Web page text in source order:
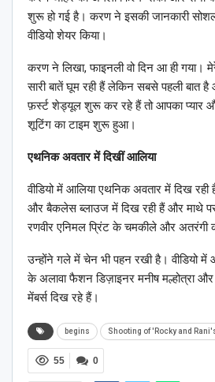
शुरू हो गई है। करण ने इसकी जानकारी
वीडियो शेयर किया।
करण ने लिखा, फाइनली वो दिन आ ही गया।
सारी बातें घूम रही हैं लेकिन सबसे पहली बात
फ़र्स्ट शेड्यूल शुरू कर रहे हैं तो आपका प्यार
शूटिंग का टाइम शुरू हुआ।
एथनिक अवतार में दिखीं आलिया
वीडियो में आलिया एथनिक अवतार में दिख रही
और बैकलेस ब्लाउज में दिख रही हैं और माथे पर
रणवीर एनिमल प्रिंट के चमकीले और
उन्होंने गले में चेन भी पहन रखी है। वीडियो
के अलावा फैशन डिज़ाइनर मनीष मल्होत्रा
मेंबर्स दिख रहे हैं।
begins Shooting of 'Rocky and
0
55